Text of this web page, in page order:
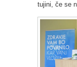
tujini, če se